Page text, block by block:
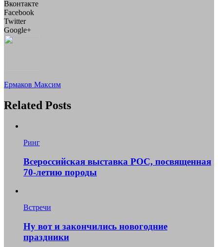
Вконтакте
Facebook
Twitter
Google+
Ермаков Максим
Related Posts
Ринг
Всероссийская выставка РОС, посвященная
70-летию породы
Встречи
Ну вот и закончились новогодние
праздники